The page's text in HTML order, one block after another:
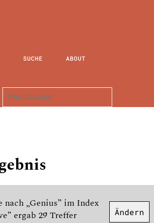
SUCHE
ABOUT
nach „Genius” im Index
ergab 29 Treffer
Ändern